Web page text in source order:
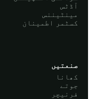
آڈٹس
مینٹیننس
کسٹمر اطمینان
صنعتیں
کھانا
جوتے
فرنیچر